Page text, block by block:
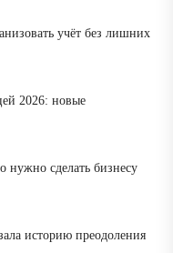
учёт без лишних
2026: новые
нужно сделать бизнесу
историю преодоления